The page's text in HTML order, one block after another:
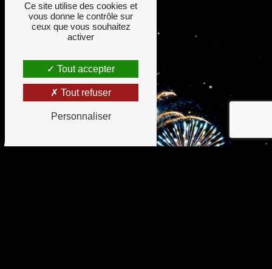
Ce site utilise des cookies et
vous donne le contrôle sur
ceux que vous souhaitez
activer
Tout accepter
Tout refuser
Personnaliser